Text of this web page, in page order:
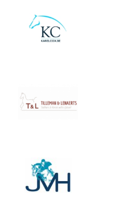
Afbeelding
Afbeelding
Afbeelding